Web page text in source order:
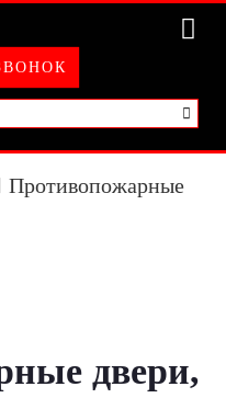
Противопожарные
двери,